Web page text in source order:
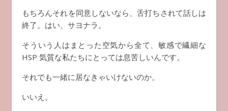
もちろんそれを同意しないなら、舌打ちされて話しは
終了。はい、サヨナラ。
そういう人はまとった空気から全て、敏感で繊細な
HSP 気質な私たちにとっては息苦しいんです。
それでも一緒に居なきゃいけないのか。
いいえ。